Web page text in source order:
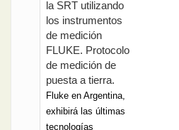
la SRT utilizando
los instrumentos
de medición
FLUKE. Protocolo
de medición de
puesta a tierra.
Fluke en Argentina,
exhibirá las últimas
tecnologías